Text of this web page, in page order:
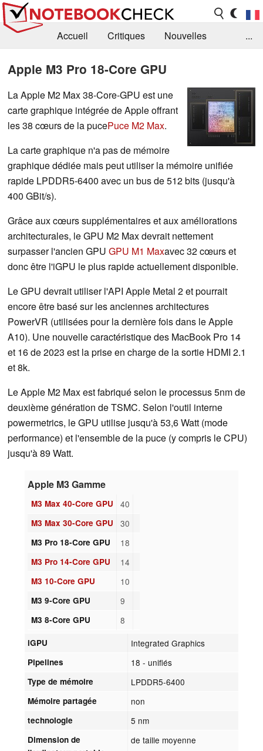
Accueil Critiques
Nouvelles
...
Apple M3 Pro 18-Core GPU
La Apple M2 Max 38-Core-GPU est une
carte graphique intégrée de Apple offrant
les 38 cœurs de la pucePuce M2 Max.
La carte graphique n'a pas de mémoire
graphique dédiée mais peut utiliser la mémoire unifiée
rapide LPDDR5-6400 avec un bus de 512 bits (jusqu'à
400 GBit/s).
Grâce aux cœurs supplémentaires et aux améliorations
architecturales, le GPU M2 Max devrait nettement
surpasser l'ancien GPU GPU M1 Maxavec 32 cœurs et
donc être l'iGPU le plus rapide actuellement disponible.
Le GPU devrait utiliser l'API Apple Metal 2 et pourrait
encore être basé sur les anciennes architectures
PowerVR (utilisées pour la dernière fois dans le Apple
A10). Une nouvelle caractéristique des MacBook Pro 14
et 16 de 2023 est la prise en charge de la sortie HDMI 2.1
et 8k.
Le Apple M2 Max est fabriqué selon le processus 5nm de
deuxième génération de TSMC. Selon l'outil interne
powermetrics, le GPU utilise jusqu'à 53,6 Watt (mode
performance) et l'ensemble de la puce (y compris le CPU)
jusqu'à 89 Watt.
Apple M3 Gamme
M3 Max 40-Core GPU 40
M3 Max 30-Core GPU 30
M3 Pro 18-Core GPU 18
M3 Pro 14-Core GPU 14
M3 10-Core GPU 10
M3 9-Core GPU 9
M3 8-Core GPU 8
iGPU Integrated Graphics
Pipelines 18 - unifiés
Type de mémoire LPDDR5-6400
Mémoire partagée non
technologie 5 nm
Dimension de
de taille moyenne